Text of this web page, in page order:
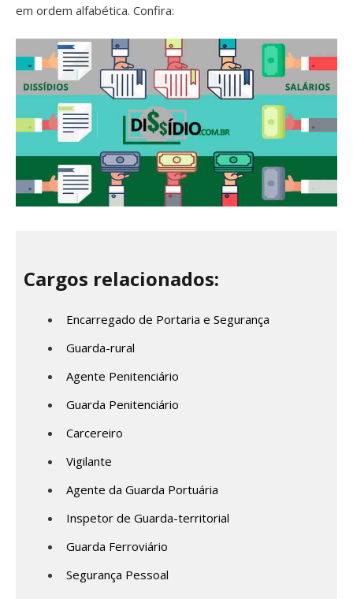
em ordem alfabética. Confira:
Cargos relacionados:
Encarregado de Portaria e Segurança
Guarda-rural
Agente Penitenciário
Guarda Penitenciário
Carcereiro
Vigilante
Agente da Guarda Portuária
Inspetor de Guarda-territorial
Guarda Ferroviário
Segurança Pessoal